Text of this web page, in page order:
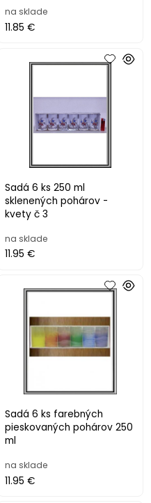
na sklade
11.85 €
Sadá 6 ks 250 ml
sklenených pohárov -
kvety č 3
na sklade
11.95 €
Sadá 6 ks farebných
pieskovaných pohárov 250
ml
na sklade
11.95 €